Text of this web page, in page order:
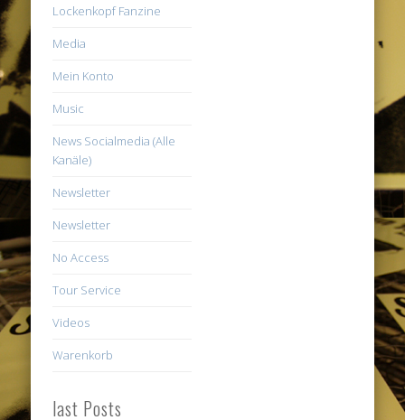
Lockenkopf Fanzine
Media
Mein Konto
Music
News Socialmedia (Alle
Kanäle)
Newsletter
Newsletter
No Access
Tour Service
Videos
Warenkorb
last Posts